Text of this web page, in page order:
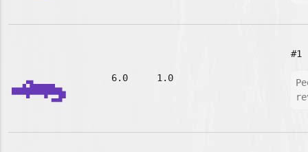
🐊 6.0 1.0
#1